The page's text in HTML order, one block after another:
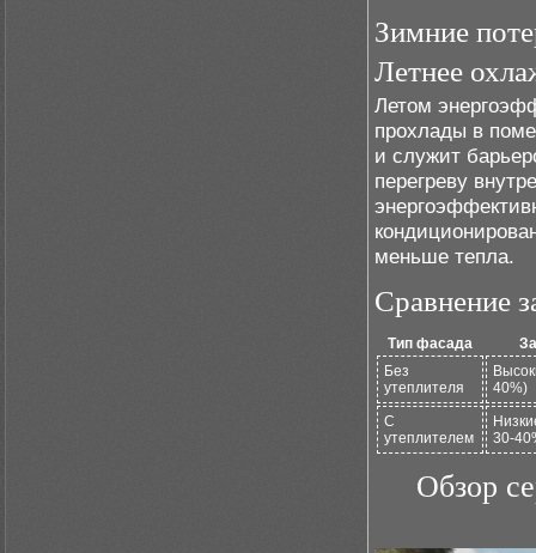
Зимние
Летнее
Летом
прохлады в
и служит
перегреву
меньше тепла.
Сравнение
Тип фасада
Без
утеплителя
40%)
С
утеплителем
30-
Обзор